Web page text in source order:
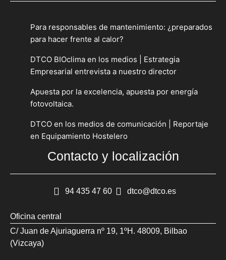
Para responsables de mantenimiento: ¿preparados
para hacer frente al calor?
DTCO BIOclima en los medios | Estrategia
Empresarial entrevista a nuestro director
Apuesta por la excelencia, apuesta por energía
fotovoltaica.
DTCO en los medios de comunicación | Reportaje
en Equipamiento Hostelero
Contacto y localización
94 435 47 60 dtco@dtco.es
Oficina central
C/ Juan de Ajuriaguerra nº 19, 1ºH. 48009, Bilbao
(Vizcaya)